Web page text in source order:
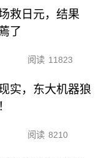
救日元，结果
了
阅读 11823
实，东大机器狼
阅读 8210